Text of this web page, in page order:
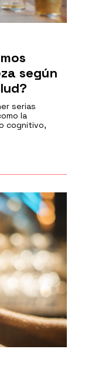
según
serias
la
cognitivo,